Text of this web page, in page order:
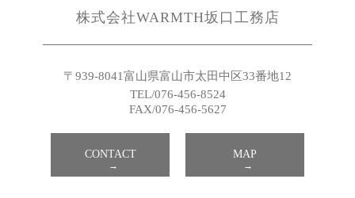
株式会社WARMTH坂口工務店
〒939-8041富山県富山市太田中区33番地12
TEL/076-456-8524
FAX/076-456-5627
CONTACT MAP